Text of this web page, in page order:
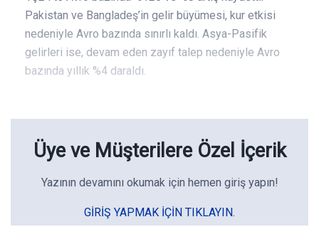
Pakistan ve Bangladeş’in gelir büyümesi, kur etkisi
nedeniyle Avro bazında sınırlı kaldı. Asya-Pasifik
gelirleri ise, devam eden zayıf talep nedeniyle Avro
bazında yıllık %4 daraldı.
Üye ve Müşterilere Özel İçerik
Yazının devamını okumak için hemen giriş yapın!
GIRIŞ YAPMAK IÇIN TIKLAYIN.